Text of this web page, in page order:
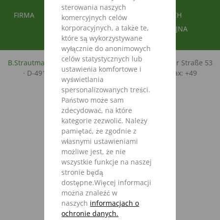
sterowania naszych
komercyjnych celów
korporacyjnych, a także te,
które są wykorzystywane
wyłącznie do anonimowych
celów statystycznych lub
ustawieńia komfortowe i
wyświetlania
spersonalizowanych treści.
Państwo może sam
zdecydować, na które
kategorie zezwolić. Należy
pamiętać, że zgodnie z
własnymi ustawieniami
możliwe jest, że nie
wszystkie funkcje na naszej
stronie będą
dostępne.Więcej informacji
można znaleźć w
naszych informacjach o
ochronie danych.
FUSSBEREICH 2
FIRMA FUSSBEREICH 3
OCHRONA DANYCH
STOPKA REDAKCYJNA
B.Strautmann & Söhne GmbH u. Co. KG· Bielefelder Straße 53
· D-49196 Bad Laer · Tel.: +49 (0)5424/802-0 · Fax: +49
(0)5424/802-76 ·info@strautmann.com